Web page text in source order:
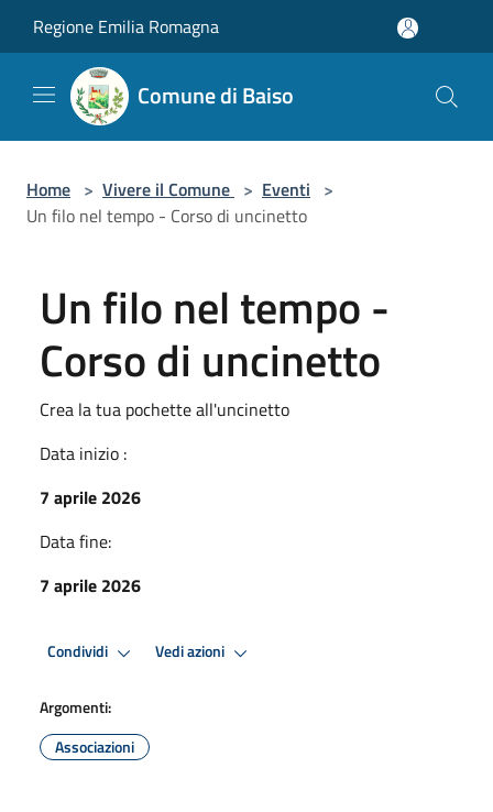
Regione Emilia Romagna
Comune di Baiso
Home > Vivere il Comune > Eventi >
Un filo nel tempo - Corso di uncinetto
Un filo nel tempo -
Corso di uncinetto
Crea la tua pochette all'uncinetto
Data inizio :
7 aprile 2026
Data fine:
7 aprile 2026
Condividi Vedi azioni
Argomenti:
Associazioni